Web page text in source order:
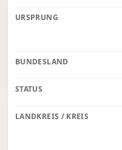
URSPRUNG
BUNDESLAND
STATUS
LANDKREIS / KREIS